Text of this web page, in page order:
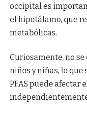
occipital es
el hipotálamo, que
metabólicas.
Curiosamente, no
niños y niñas, lo que
PFAS puede afectar